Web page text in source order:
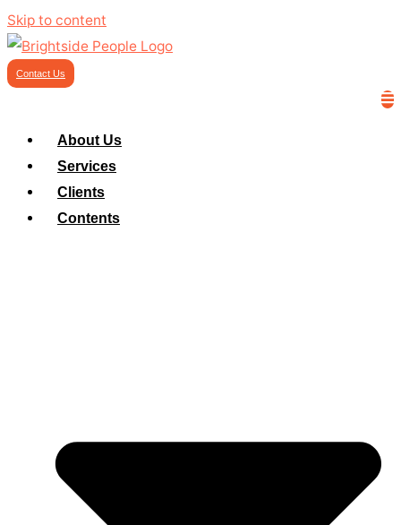
Skip to content
Contact Us
About Us
Services
Clients
Contents